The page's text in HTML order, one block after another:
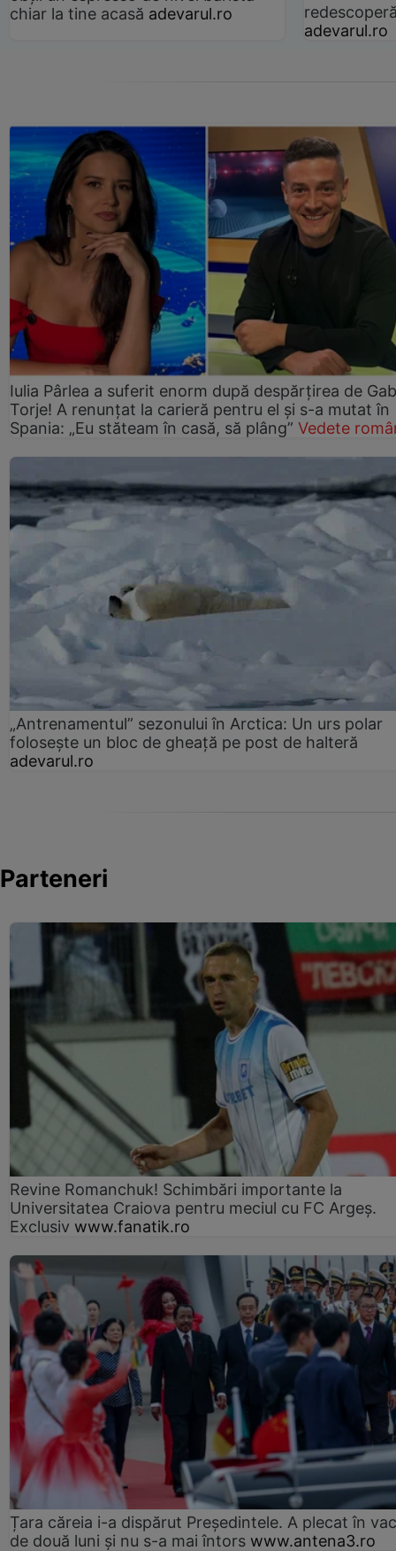
chiar la tine acasă adevarul.ro
adevarul.ro
Iulia Pârlea a suferit enorm după despărțirea de
Torje! A renunțat la carieră pentru el și s-a mutat în
Spania: „Eu stăteam în casă, să plâng” Vedete
„Antrenamentul” sezonului în Arctica: Un urs polar
folosește un bloc de gheață pe post de halteră
adevarul.ro
Parteneri
Revine Romanchuk! Schimbări importante la
Universitatea Craiova pentru meciul cu FC Argeş.
Exclusiv www.fanatik.ro
Țara căreia i-a dispărut Președintele. A plecat în
de două luni și nu s-a mai întors www.antena3.ro